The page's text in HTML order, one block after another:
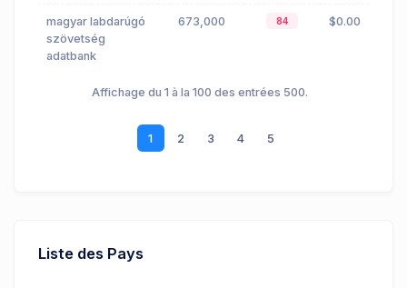
magyar labdarúgó
szövetség
adatbank
673,000 84 $0.00
Affichage du 1 à la 100 des entrées 500.
1 2 3 4 5
Liste des Pays